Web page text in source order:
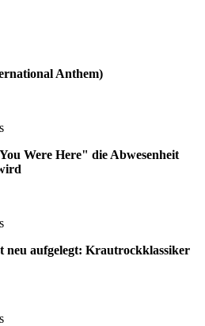
Anthem)
Were Here" die Abwesenheit
neu aufgelegt: Krautrockklassiker